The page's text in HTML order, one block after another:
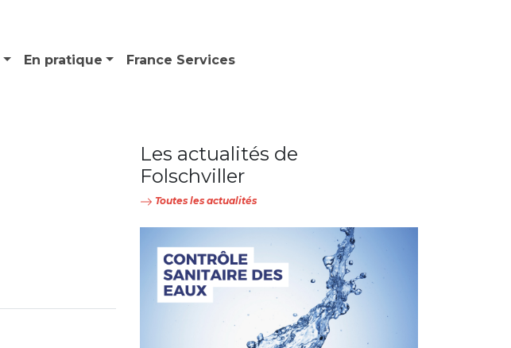
En pratique France Services
Les actualités de
Folschviller
Toutes les actualités